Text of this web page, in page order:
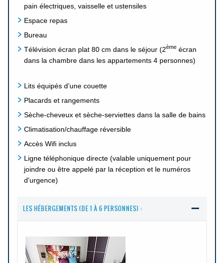
pain électriques, vaisselle et ustensiles
Espace repas
Bureau
Télévision écran plat 80 cm dans le séjour (2ème écran
dans la chambre dans les appartements 4 personnes)
Lits équipés d’une couette
Placards et rangements
Sèche-cheveux et sèche-serviettes dans la salle de bains
Climatisation/chauffage réversible
Accès Wifi inclus
Ligne téléphonique directe (valable uniquement pour
joindre ou être appelé par la réception et le numéros
d'urgence)
LES HÉBERGEMENTS (DE 1 À 6 PERSONNES) :